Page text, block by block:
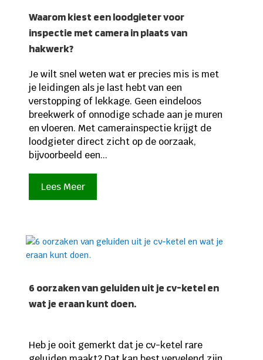
Waarom kiest een loodgieter voor
inspectie met camera in plaats van
hakwerk?
Je wilt snel weten wat er precies mis is met
je leidingen als je last hebt van een
verstopping of lekkage. Geen eindeloos
breekwerk of onnodige schade aan je muren
en vloeren. Met camerainspectie krijgt de
loodgieter direct zicht op de oorzaak,
bijvoorbeeld een...
Lees Meer
6 oorzaken van geluiden uit je cv-ketel en
wat je eraan kunt doen.
Heb je ooit gemerkt dat je cv-ketel rare